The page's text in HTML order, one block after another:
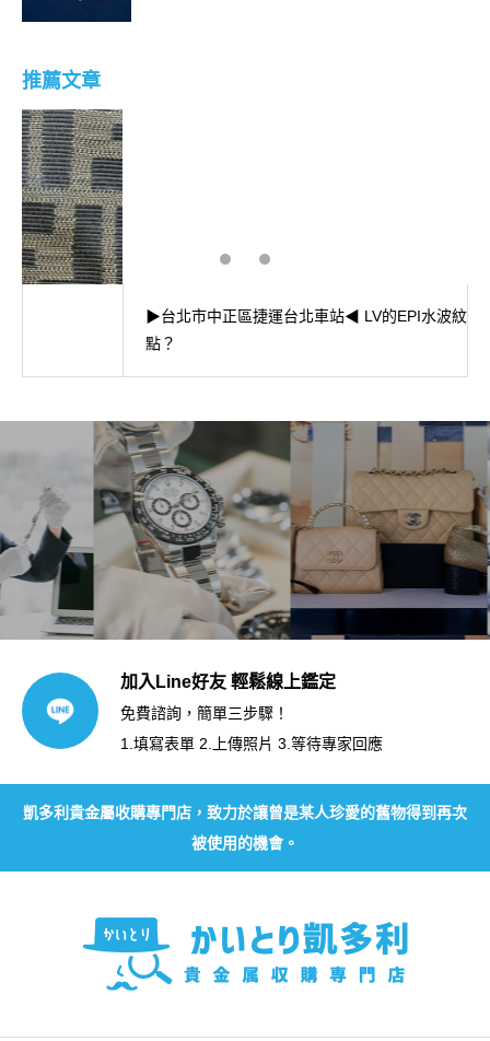
推薦文章
▶台北市中正區捷運台北車站◀ LV的EPI水波紋有什麼優
加入Line好友 輕鬆線上鑑定
免費諮詢，簡單三步驟！
1.填寫表單 2.上傳照片 3.等待專家回應
凱多利貴金屬收購專門店，致力於讓曾是某人珍愛的舊物得到再次
被使用的機會。